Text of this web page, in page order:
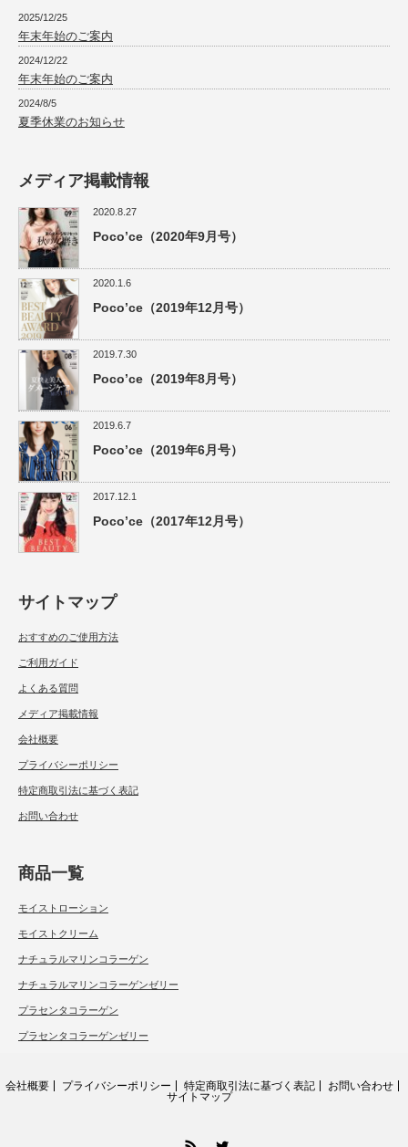
2025/12/25
年末年始のご案内
2024/12/22
年末年始のご案内
2024/8/5
夏季休業のお知らせ
メディア掲載情報
2020.8.27
Poco’ce（2020年9月号）
2020.1.6
Poco’ce（2019年12月号）
2019.7.30
Poco’ce（2019年8月号）
2019.6.7
Poco’ce（2019年6月号）
2017.12.1
Poco’ce（2017年12月号）
サイトマップ
おすすめのご使用方法
ご利用ガイド
よくある質問
メディア掲載情報
会社概要
プライバシーポリシー
特定商取引法に基づく表記
お問い合わせ
商品一覧
モイストローション
モイストクリーム
ナチュラルマリンコラーゲン
ナチュラルマリンコラーゲンゼリー
プラセンタコラーゲン
プラセンタコラーゲンゼリー
会社概要 プライバシーポリシー 特定商取引法に基づく表記
お問い合わせ
サイトマップ